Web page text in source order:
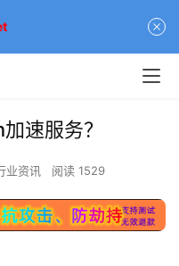
速服务？
业资讯 阅读 1529